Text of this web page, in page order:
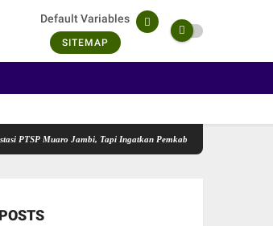
Default Variables
SITEMAP
Jambi, Tapi Ingatkan Pemkab Jangan Terlena